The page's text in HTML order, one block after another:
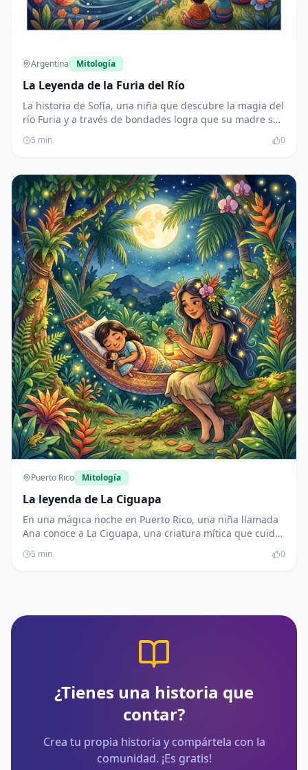
Argentina Mitología
La Leyenda de la Furia del Río
La historia de Sofía, una niña que descubre la magia del
río Furia y a través de bondades logra que su madre se
recupere. A partir de su experiencia, enseña a su
comunidad a cuidar de la naturaleza y celebrar la
5 min 0
Puerto Rico Mitología
La leyenda de La Ciguapa
En una mágica noche en Puerto Rico, una niña llamada
Ana conoce a La Ciguapa, una criatura mítica que cuida
la naturaleza. Juntas, aprenden sobre el valor de cuidar
el medio ambiente y la cultura de las festividades
5 min 0
¿Tienes una historia que
contar?
Crea tu propia historia y compártela con la
comunidad. ¡Es gratis!